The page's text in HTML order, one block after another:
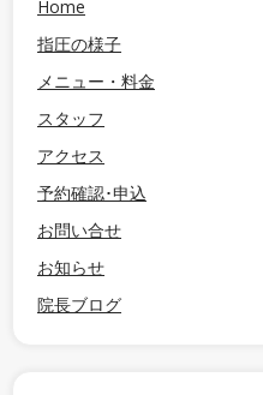
Home
指圧の様子
メニュー・料金
スタッフ
アクセス
予約確認･申込
お問い合せ
お知らせ
院長ブログ